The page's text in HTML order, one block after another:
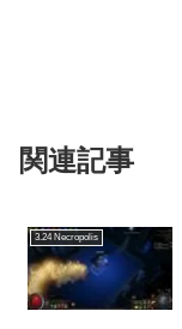
関連記事
3.24 Necropolis